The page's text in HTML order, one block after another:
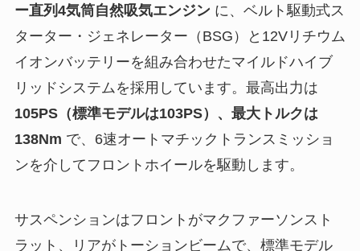
ー直列4気筒自然吸気エンジンに、ベルト駆動式ス
ターター・ジェネレーター（BSG）と12Vリチウム
イオンバッテリーを組み合わせたマイルドハイブ
リッドシステムを採用しています。最高出力は
105PS（標準モデルは103PS）、最大トルクは
138Nm で、6速オートマチックトランスミッショ
ンを介してフロントホイールを駆動します。
サスペンションはフロントがマクファーソンスト
ラット、リアがトーションビームで、標準モデル